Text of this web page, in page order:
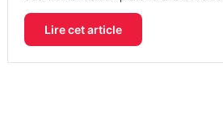
Lire cet article